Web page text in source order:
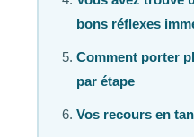
bons réflexes
Comment porter
par étape
Vos recours en